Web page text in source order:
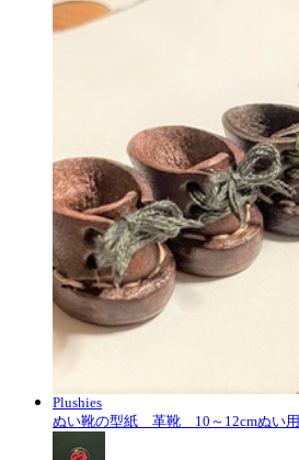
Plushies
ぬい靴の型紙 革靴 10～12cmぬい用